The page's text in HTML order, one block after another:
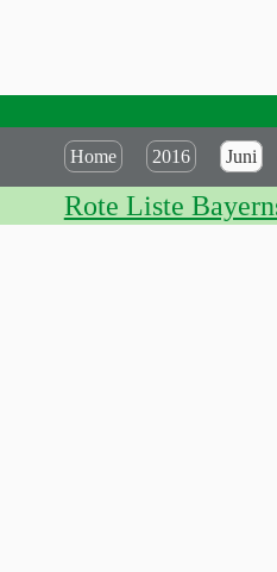
Home 2016 Juni
Rote Liste